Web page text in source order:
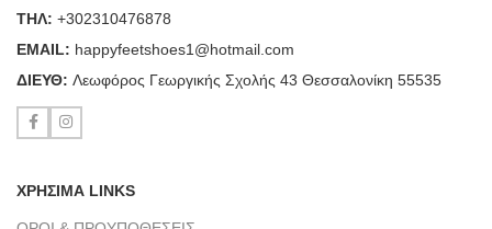
ΤΗΛ: +302310476878
ΕΜΑΙL: happyfeetshoes1@hotmail.com
ΔΙΕΥΘ: Λεωφόρος Γεωργικής Σχολής 43 Θεσσαλονίκη 55535
ΧΡΗΣΙΜΑ LINKS